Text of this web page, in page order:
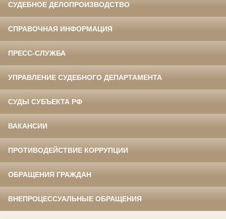
СУДЕБНОЕ ДЕЛОПРОИЗВОДСТВО
СПРАВОЧНАЯ ИНФОРМАЦИЯ
ПРЕСС-СЛУЖБА
УПРАВЛЕНИЕ СУДЕБНОГО ДЕПАРТАМЕНТА
СУДЫ СУБЪЕКТА РФ
ВАКАНСИИ
ПРОТИВОДЕЙСТВИЕ КОРРУПЦИИ
ОБРАЩЕНИЯ ГРАЖДАН
ВНЕПРОЦЕССУАЛЬНЫЕ ОБРАЩЕНИЯ